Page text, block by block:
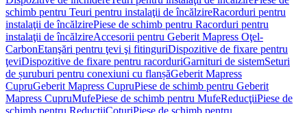
schimb pentru Teuri pentru instalaţii de încălzireRacorduri pentru
instalaţii de încălzirePiese de schimb pentru Racorduri pentru
instalaţii de încălzireAccesorii pentru Geberit Mapress Oţel-
CarbonEtanşări pentru ţevi şi fitinguriDispozitive de fixare pentru
ţeviDispozitive de fixare pentru racorduriGarnituri de sistemSeturi
de șuruburi pentru conexiuni cu flanșăGeberit Mapress
CupruGeberit Mapress CupruPiese de schimb pentru Geberit
Mapress CupruMufePiese de schimb pentru MufeReducţiiPiese de
schimb pentru ReducţiiCoturiPiese de schimb pentru